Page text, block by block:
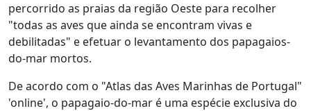
percorrido as praias da região Oeste para recolher
"todas as aves que ainda se encontram vivas e
debilitadas" e efetuar o levantamento dos papagaios-
do-mar mortos.
De acordo com o "Atlas das Aves Marinhas de Portugal"
'online', o papagaio-do-mar é uma espécie exclusiva do